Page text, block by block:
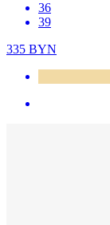
36
39
335 BYN